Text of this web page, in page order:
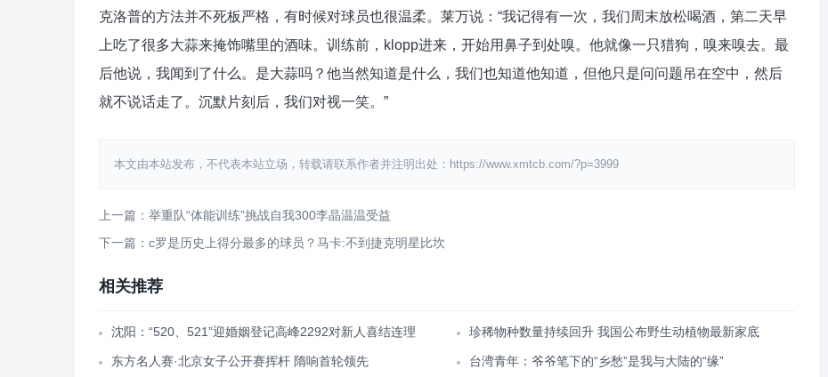
克洛普的方法并不死板严格，有时候对球员也很温柔。莱万说：“我记得有一次，我们周末放松喝酒，第二天早
上吃了很多大蒜来掩饰嘴里的酒味。训练前，klopp进来，开始用鼻子到处嗅。他就像一只猎狗，嗅来嗅去。最
后他说，我闻到了什么。是大蒜吗？他当然知道是什么，我们也知道他知道，但他只是问问题吊在空中，然后
就不说话走了。沉默片刻后，我们对视一笑。”
本文由本站发布，不代表本站立场，转载请联系作者并注明出处：https://www.xmtcb.com/?p=3999
上一篇：举重队“体能训练”挑战自我300李晶温温受益
下一篇：c罗是历史上得分最多的球员？马卡:不到捷克明星比坎
相关推荐
沈阳：“520、521”迎婚姻登记高峰2292对新人喜结连理 珍稀物种数量持续回升 我国公布野生动植物最新家底
东方名人赛·北京女子公开赛挥杆 隋响首轮领先 台湾青年：爷爷笔下的“乡愁”是我与大陆的“缘”